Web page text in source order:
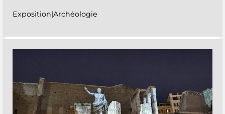
Exposition|Archéologie